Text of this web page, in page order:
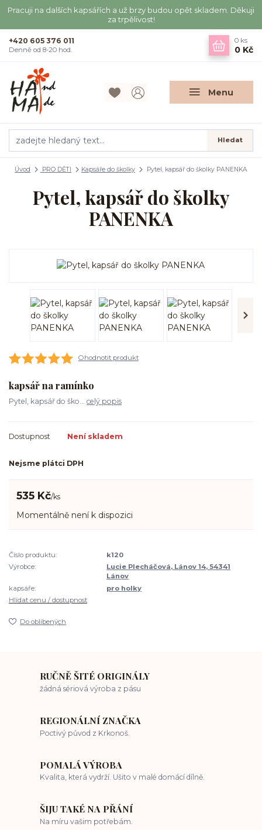
Pracuji na dalších kapsářích a už brzy budou opět skladem. Děkuji
za trpělivost!
Menu
Hledat
+420 605 376 011
Denně od 8-20 hod.
0 ks
0 Kč
Úvod PRO DĚTI Kapsáře do školky Pytel, kapsář do školky PANENKA
Pytel, kapsář do školky
PANENKA
Ohodnotit produkt
kapsář na ramínko
Pytel, kapsář do ško... celý popis
Dostupnost Není skladem
Nejsme plátci DPH
535 Kč/ks
Momentálně není k dispozici
Číslo produktu:
k120
Výrobce:
Lucie Plecháčová, Lánov 14, 54341
Lánov
kapsáře:
pro holky
Hlídat cenu / dostupnost
Do oblíbených
RUČNĚ ŠITÉ ORIGINÁLY
žádná sériová výroba z pásu
REGIONÁLNÍ ZNAČKA
Poctivý původ z Krkonoš.
POMALÁ VÝROBA
Kvalita, která vydrží. Ušito v malé domácí dílně.
ŠIJU TAKÉ NA PŘÁNÍ
Na míru vašim potřebám.